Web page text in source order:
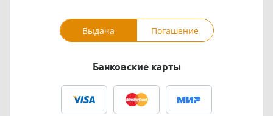
Выдача Погашение
Банковские карты